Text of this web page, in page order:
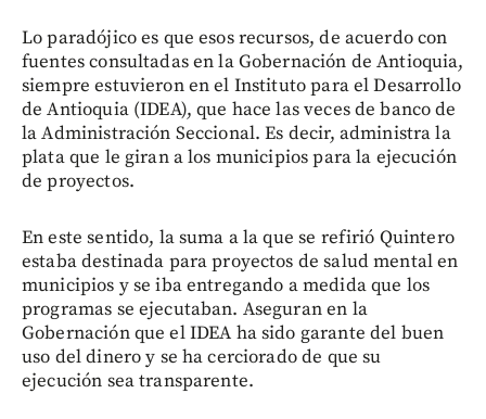
Lo paradójico es que esos recursos, de acuerdo con
fuentes consultadas en la Gobernación de Antioquia,
siempre estuvieron en el Instituto para el Desarrollo
de Antioquia (IDEA), que hace las veces de banco de
la Administración Seccional. Es decir, administra la
plata que le giran a los municipios para la ejecución
de proyectos.
En este sentido, la suma a la que se refirió Quintero
estaba destinada para proyectos de salud mental en
municipios y se iba entregando a medida que los
programas se ejecutaban. Aseguran en la
Gobernación que el IDEA ha sido garante del buen
uso del dinero y se ha cerciorado de que su
ejecución sea transparente.